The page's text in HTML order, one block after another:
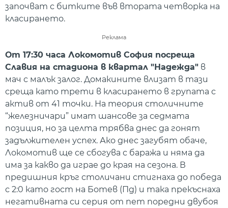
започват с битките във втората четворка на
класирането.
Реклама
От 17:30 часа Локомотив София посреща
Славия на стадиона в квартал "Надежда" в
мач с малък залог. Домакините влизат в тази
среща като трети в класирането в групата с
актив от 41 точки. На теория столичните
“железничари” имат шансове за седмата
позиция, но за целта трябва днес да гонят
задължителен успех. Ако днес загубят обаче,
Локомотив ще се сбогува с баража и няма да
има за какво да играе до края на сезона. В
предишния кръг столичани стигнаха до победа
с 2:0 като гост на Ботев (Пд) и така прекъснаха
негативната си серия от пет поредни двубоя